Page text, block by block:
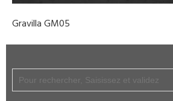
Gravilla GM05